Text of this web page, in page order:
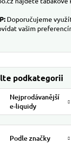
Doporučujeme
vašim
Nejprodávanější
e-liquidy
Podle značky